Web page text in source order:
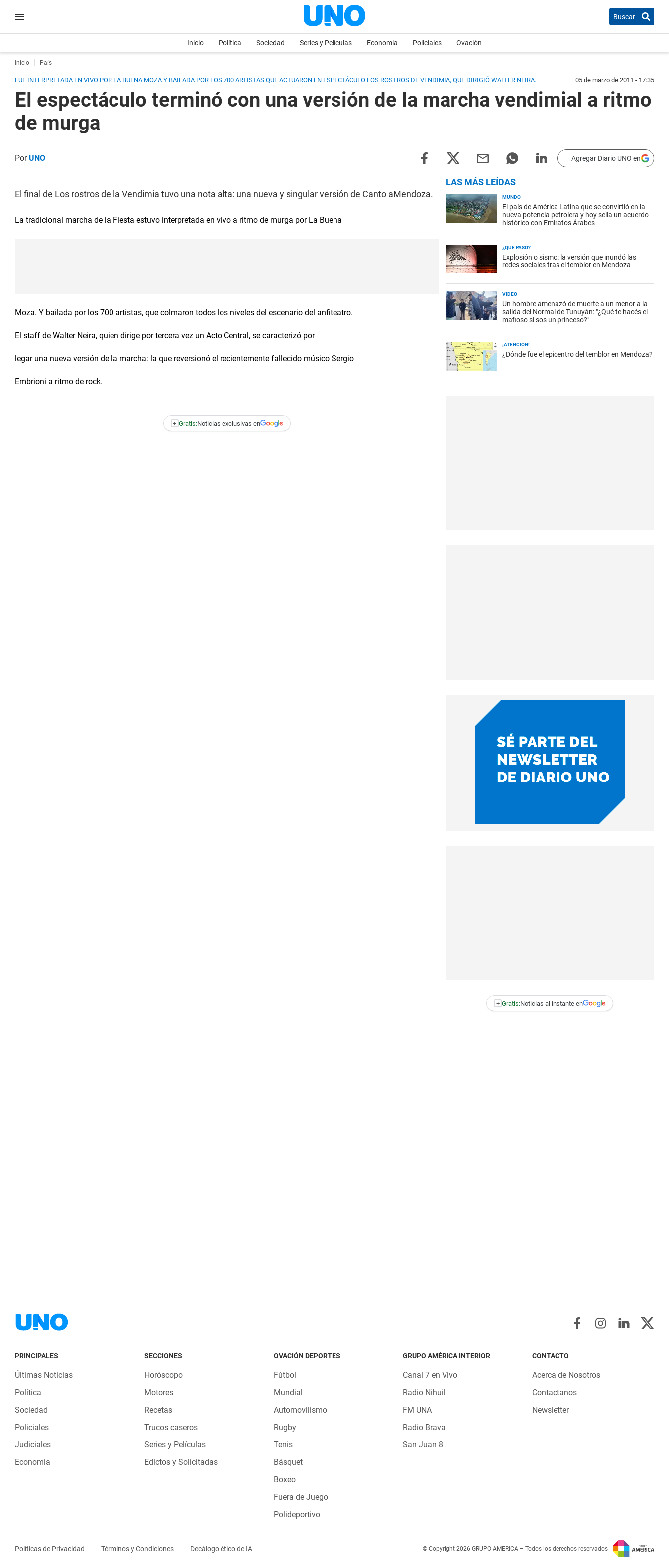
Buscar
Inicio Política Sociedad Series y Películas Economia Policiales Ovación
Inicio País
FUE INTERPRETADA EN VIVO POR LA BUENA MOZA Y BAILADA POR LOS 700 ARTISTAS QUE ACTUARON EN ESPECTÁCULO LOS ROSTROS DE VENDIMIA, QUE DIRIGIÓ WALTER NEIRA. 05 de marzo de 2011 - 17:35
El espectáculo terminó con una versión de la marcha vendimial a ritmo
de murga
PorUNO Agregar Diario UNO en
El final de Los rostros de la Vendimia tuvo una nota alta: una nueva y singular versión de Canto aMendoza.
La tradicional marcha de la Fiesta estuvo interpretada en vivo a ritmo de murga por La Buena
Moza. Y bailada por los 700 artistas, que colmaron todos los niveles del escenario del anfiteatro.
El staff de Walter Neira, quien dirige por tercera vez un Acto Central, se caracterizó por
legar una nueva versión de la marcha: la que reversionó el recientemente fallecido músico Sergio
Embrioni a ritmo de rock.
+ Gratis:Noticias exclusivas en
LAS MÁS LEÍDAS
MUNDO
El país de América Latina que se convirtió en la
nueva potencia petrolera y hoy sella un acuerdo
histórico con Emiratos Árabes
¿QUÉ PASÓ?
Explosión o sismo: la versión que inundó las
redes sociales tras el temblor en Mendoza
VIDEO
Un hombre amenazó de muerte a un menor a la
salida del Normal de Tunuyán: "¿Qué te hacés el
mafioso si sos un princeso?"
¡ATENCIÓN!
¿Dónde fue el epicentro del temblor en Mendoza?
+ Gratis:Noticias al instante en
PRINCIPALES
Últimas Noticias
Política
Sociedad
Policiales
Judiciales
Economia
SECCIONES
Horóscopo
Motores
Recetas
Trucos caseros
Series y Películas
Edictos y Solicitadas
OVACIÓN DEPORTES
Fútbol
Mundial
Automovilismo
Rugby
Tenis
Básquet
Boxeo
Fuera de Juego
Polideportivo
GRUPO AMÉRICA INTERIOR
Canal 7 en Vivo
Radio Nihuil
FM UNA
Radio Brava
San Juan 8
CONTACTO
Acerca de Nosotros
Contactanos
Newsletter
Políticas de Privacidad Términos y Condiciones Decálogo ético de IA © Copyright 2026 GRUPO AMERICA – Todos los derechos reservados